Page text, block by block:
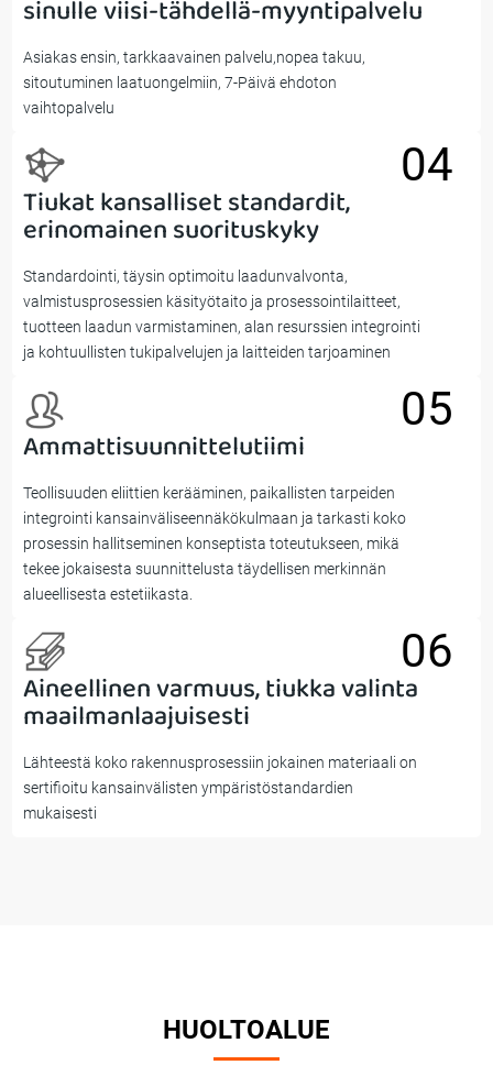
sinulle viisi-tähdellä-myyntipalvelu
Asiakas ensin, tarkkaavainen palvelu,nopea takuu,
sitoutuminen laatuongelmiin, 7-Päivä ehdoton
vaihtopalvelu
03
Tiukat kansalliset standardit,
erinomainen suorituskyky
Standardointi, täysin optimoitu laadunvalvonta,
valmistusprosessien käsityötaito ja prosessointilaitteet,
tuotteen laadun varmistaminen, alan resurssien integrointi
ja kohtuullisten tukipalvelujen ja laitteiden tarjoaminen
04
Ammattisuunnittelutiimi
Teollisuuden eliittien kerääminen, paikallisten tarpeiden
integrointi kansainväliseennäkökulmaan ja tarkasti koko
prosessin hallitseminen konseptista toteutukseen, mikä
tekee jokaisesta suunnittelusta täydellisen merkinnän
alueellisesta estetiikasta.
05
Aineellinen varmuus, tiukka valinta
maailmanlaajuisesti
Lähteestä koko rakennusprosessiin jokainen materiaali on
sertifioitu kansainvälisten ympäristöstandardien
mukaisesti
06
HUOLTOALUE